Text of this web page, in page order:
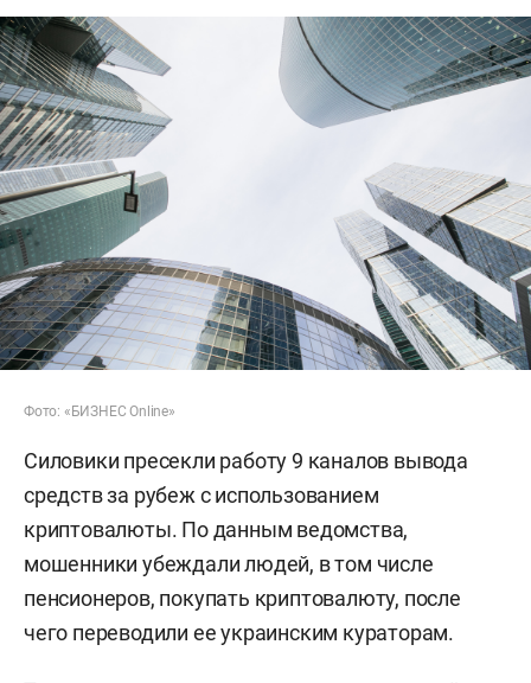
Фото: «БИЗНЕС Online»
Силовики пресекли работу 9 каналов вывода
средств за рубеж с использованием
криптовалюты. По данным ведомства,
мошенники убеждали людей, в том числе
пенсионеров, покупать криптовалюту, после
чего переводили ее украинским кураторам.